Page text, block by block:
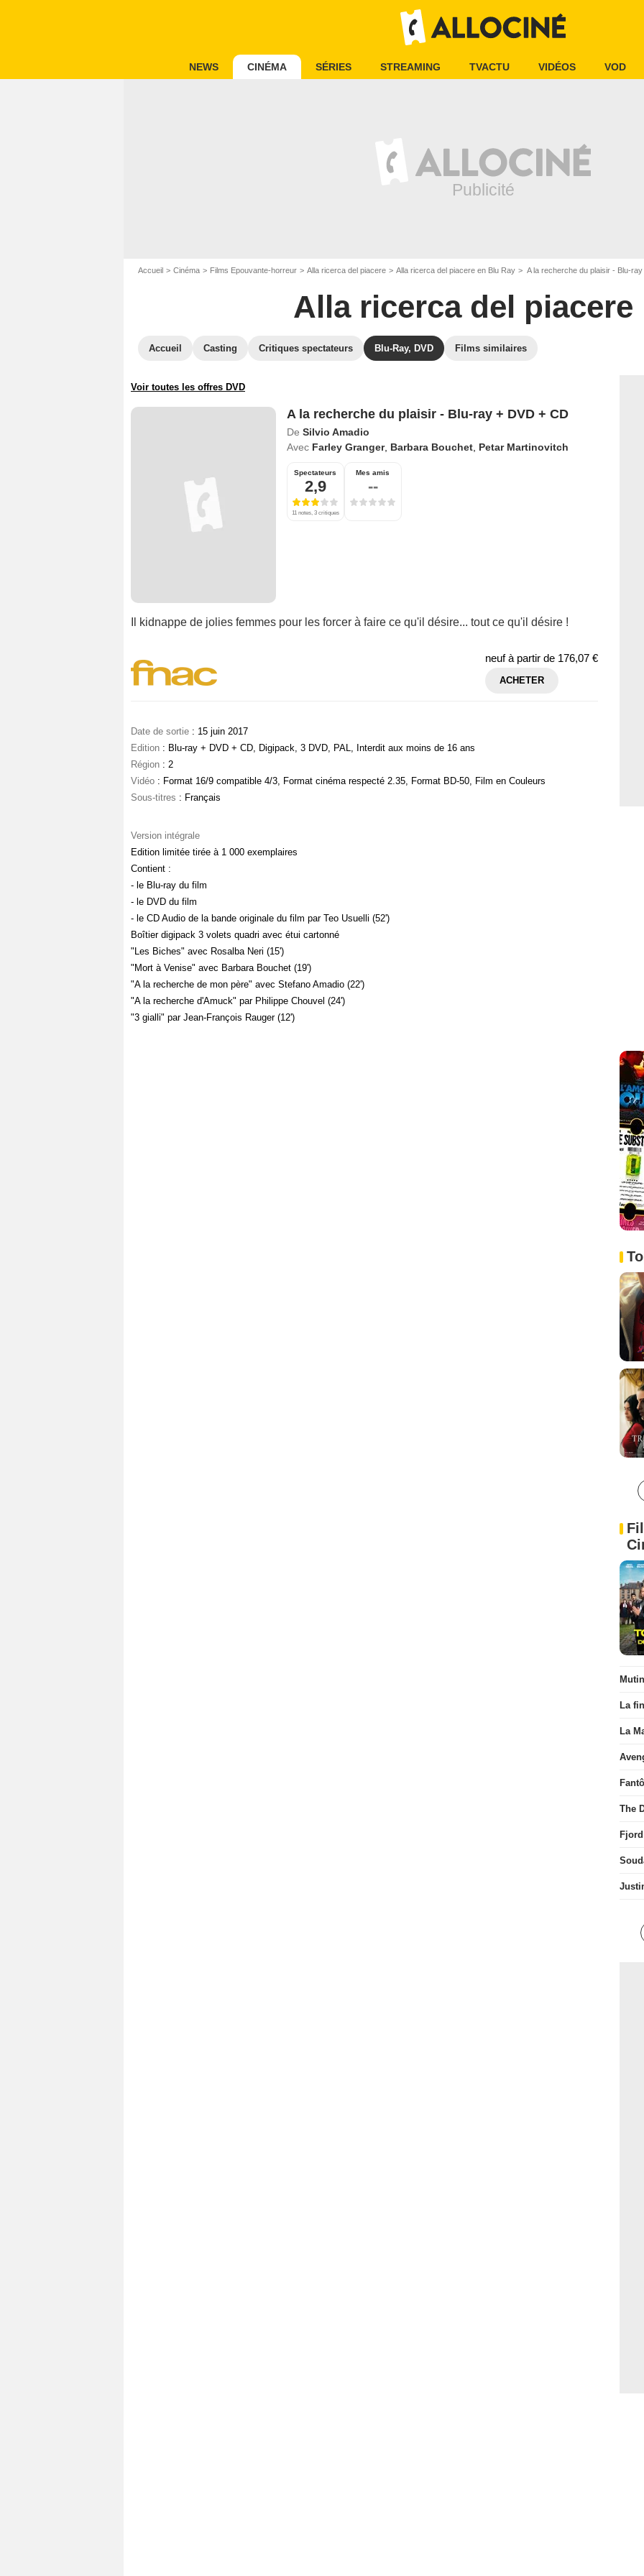
NEWS CINÉMA SÉRIES STREAMING TVACTU VIDÉOS VOD
Accueil Cinéma Films Epouvante-horreur Alla ricerca del piacere Alla ricerca del piacere en Blu Ray A la recherche du plaisir - Blu-
Alla ricerca del piacere
Accueil Casting Critiques spectateurs Blu-Ray, DVD Films similaires
Voir toutes les offres DVD
A la recherche du plaisir - Blu-ray + DVD + CD
De Silvio Amadio
Avec Farley Granger, Barbara Bouchet, Petar Martinovitch
Spectateurs
2,9
11 notes, 3 critiques
Mes amis
--
Il kidnappe de jolies femmes pour les forcer à faire ce qu'il désire... tout ce qu'il désire !
neuf à partir de 176,07 €
ACHETER
Date de sortie : 15 juin 2017
Edition : Blu-ray + DVD + CD, Digipack, 3 DVD, PAL, Interdit aux moins de 16 ans
Région : 2
Vidéo : Format 16/9 compatible 4/3, Format cinéma respecté 2.35, Format BD-50, Film en Couleurs
Sous-titres : Français
Version intégrale
Edition limitée tirée à 1 000 exemplaires
Contient :
- le Blu-ray du film
- le DVD du film
- le CD Audio de la bande originale du film par Teo Usuelli (52')
Boîtier digipack 3 volets quadri avec étui cartonné
"Les Biches" avec Rosalba Neri (15')
"Mort à Venise" avec Barbara Bouchet (19')
"A la recherche de mon père" avec Stefano Amadio (22')
"A la recherche d'Amuck" par Philippe Chouvel (24')
"3 gialli" par Jean-François Rauger (12')
La
La
The
Fjord